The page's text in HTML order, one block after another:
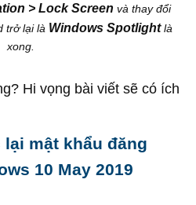
> Lock Screen và thay đổi
trở lại là Windows Spotlightlà
xong.
Hi vọng bài viết sẽ có ích
mật khẩu đăng
10 May 2019